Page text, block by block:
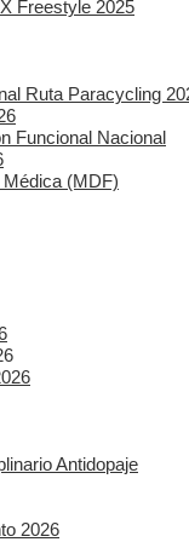
Freestyle 2025
Ruta Paracycling
Funcional Nacional
(MDF)
Antidopaje
2026